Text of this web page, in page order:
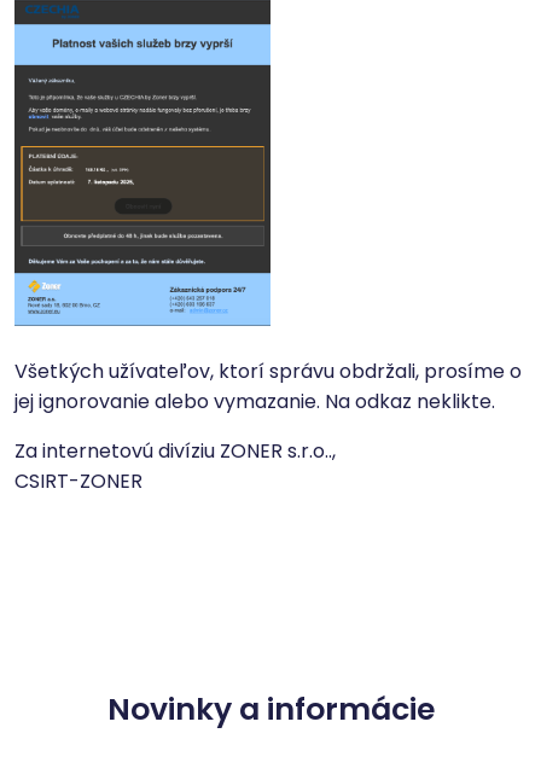
Všetkých užívateľov, ktorí správu obdržali, prosíme o
jej ignorovanie alebo vymazanie. Na odkaz neklikte.
Za internetovú divíziu ZONER s.r.o..,
CSIRT-ZONER
Novinky a informácie